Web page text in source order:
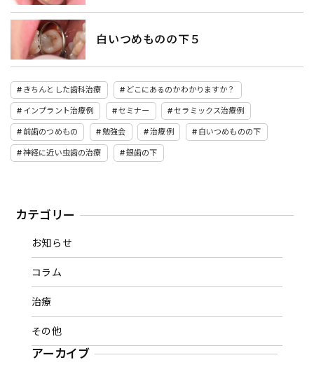
白いつめものの下５
きちんとした歯科治療 どこにあるのかわかりますか？
インプラント治療例 セミナー セラミックス治療例
前歯のつめもの 勉強会 治療例 白いつめものの下
神経に近い虫歯の治療 銀歯の下
カテゴリー
お知らせ
コラム
治療
その他
アーカイブ